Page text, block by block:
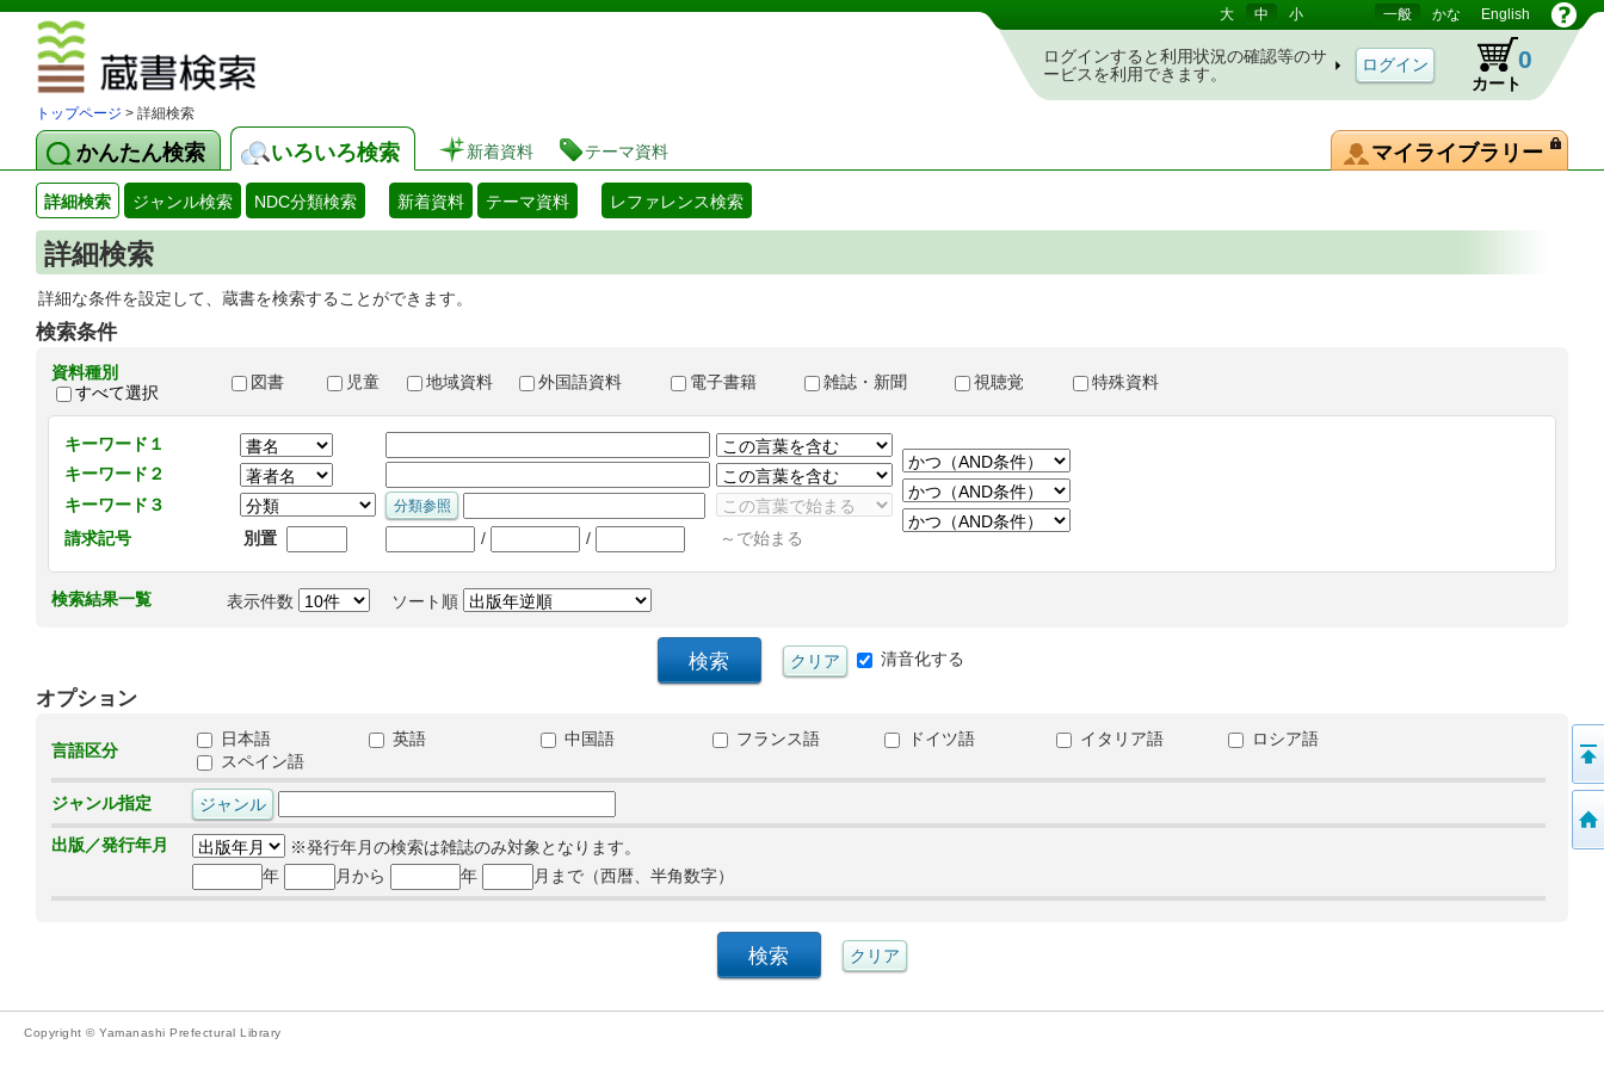
大 中 小 一般 かな English
ログインすると利用状況の確認等のサ
ービスを利用できます。
カート
0
トップページ > 詳細検索
かんたん検索 いろいろ検索 新着資料 テーマ資料 マイライブラリー
詳細検索 ジャンル検索 NDC分類検索 新着資料 テーマ資料 レファレンス検索
詳細検索
詳細な条件を設定して、蔵書を検索することができます。
検索条件
資料種別
すべて選択
図書 児童 地域資料 外国語資料 電子書籍 雑誌・新聞 視聴覚 特殊資料
キーワード１
キーワード２
キーワード３
請求記号
別置 / / ～で始まる
検索結果一覧 表示件数 ソート順
清音化する
オプション
言語区分
日本語 英語 中国語 フランス語 ドイツ語 イタリア語
ロシア語
スペイン語
ジャンル指定
出版／発行年月
※発行年月の検索は雑誌のみ対象となります。
年
月から 年 月まで（西暦、半角数字）
Copyright © Yamanashi Prefectural Library